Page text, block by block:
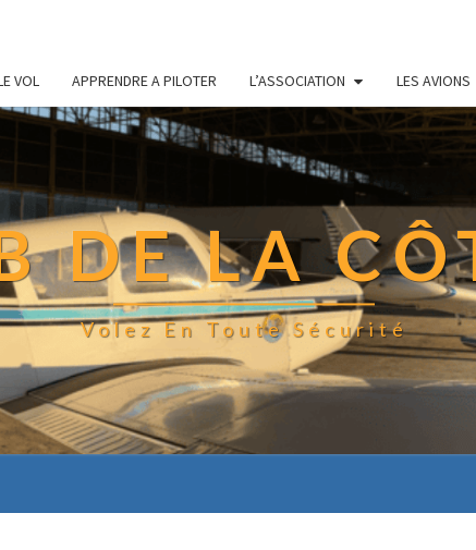
VOL APPRENDRE A PILOTER L’ASSOCIATION LES AVIONS
DE LA
Volez En Toute Sécurité